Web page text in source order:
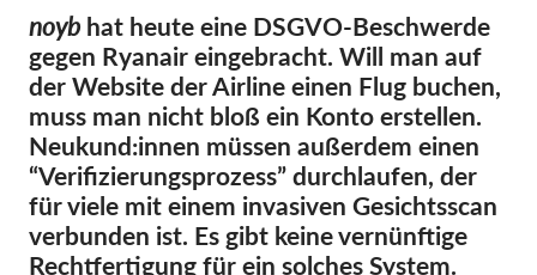
Jetzt Unterstützen!
Mitgliedschaft
Spenden
Sponsoring
Spendenabsetzbarkeit
Member Login
noyb hat heute eine DSGVO-Beschwerde
gegen Ryanair eingebracht. Will man auf
der Website der Airline einen Flug buchen,
muss man nicht bloß ein Konto erstellen.
Neukund:innen müssen außerdem einen
“Verifizierungsprozess” durchlaufen, der
für viele mit einem invasiven Gesichtsscan
verbunden ist. Es gibt keine vernünftige
Rechtfertigung für ein solches System.